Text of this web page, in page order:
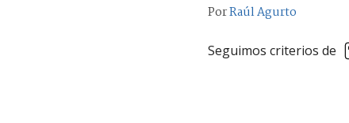
PorRaúl Agurto
Seguimos criterios de